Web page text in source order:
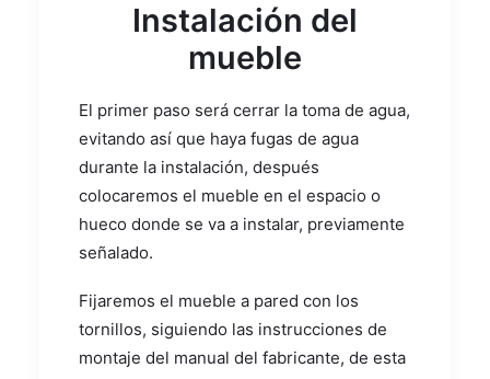
Instalación del
mueble
El primer paso será cerrar la toma de agua,
evitando así que haya fugas de agua
durante la instalación, después
colocaremos el mueble en el espacio o
hueco donde se va a instalar, previamente
señalado.
Fijaremos el mueble a pared con los
tornillos, siguiendo las instrucciones de
montaje del manual del fabricante, de esta